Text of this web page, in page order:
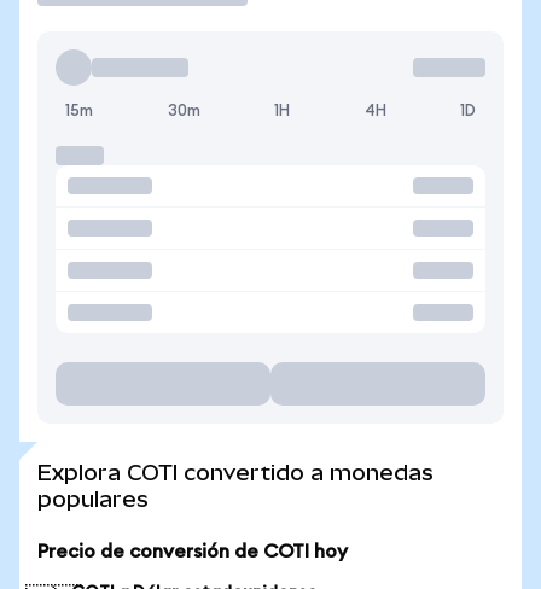
15m 30m 1H 4H 1D
Explora COTI convertido a monedas
populares
Precio de conversión de COTI hoy